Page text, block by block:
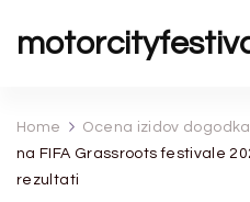
Home Ocena izidov dogodka
na FIFA Grassroots festivale
rezultati